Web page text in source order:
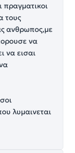
πραγματικοι
τους
ανθρωπος,με
να
να εισαι
λυμαινεται